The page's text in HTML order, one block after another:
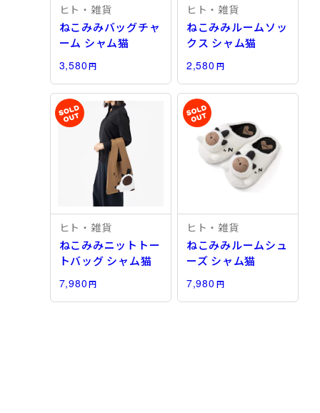
ヒト・雑貨
ねこみみバッグチャ
ーム シャム猫
3,580 円
ヒト・雑貨
ねこみみルームソッ
クス シャム猫
2,580 円
ヒト・雑貨
ねこみみニットトー
トバッグ シャム猫
7,980 円
ヒト・雑貨
ねこみみルームシュ
ーズ シャム猫
7,980 円